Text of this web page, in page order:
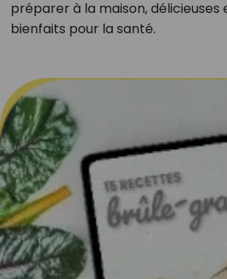
préparer à la maison, délicieuses
bienfaits pour la santé.